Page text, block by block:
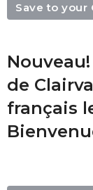
Save to your
de
français